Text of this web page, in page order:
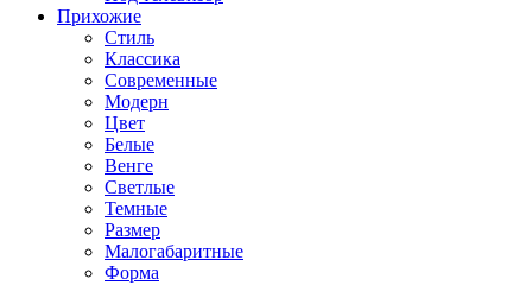
Прихожие
Стиль
Классика
Современные
Модерн
Цвет
Белые
Венге
Светлые
Темные
Размер
Малогабаритные
Форма